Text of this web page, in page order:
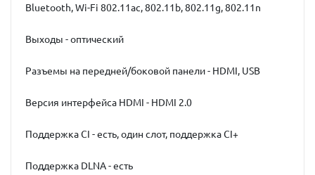
Bluetooth, Wi-Fi 802.11ac, 802.11b, 802.11g, 802.11n
Выходы - оптический
Разъемы на передней/боковой панели - HDMI, USB
Версия интерфейса HDMI - HDMI 2.0
Поддержка CI - есть, один слот, поддержка CI+
Поддержка DLNA - есть